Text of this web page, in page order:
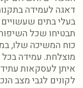
דאגה לעמידה
בעלי בתים
תבטיחו שכל
כוח המשיכה שלו,
מוצלחת. עמידה בכל
איתן לעסקאות
לקונים לגבי מצב